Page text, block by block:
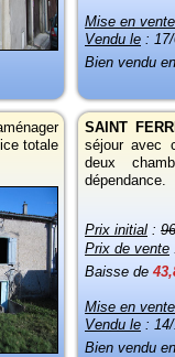
Mise en
Vendu le :
Bien vendu
totale
SAINT
séjour avec
deux
dépendance.
Prix initial:
Prix de vente
Baisse de
Mise en
Vendu le :
Bien vendu